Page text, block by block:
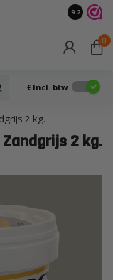
9.2
0
€ Incl. btw
2 kg.
2 kg.